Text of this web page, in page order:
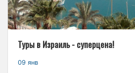
Туры в Израиль - суперцена!
09 янв